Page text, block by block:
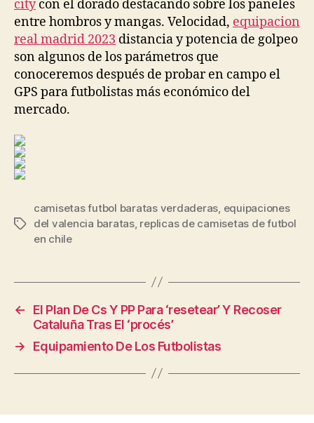
citycon el dorado destacando sobre los paneles
entre hombros y mangas. Velocidad, equipacion
real madrid 2023 distancia y potencia de golpeo
son algunos de los parámetros que
conoceremos después de probar en campo el
GPS para futbolistas más económico del
mercado.
Etiquetas
camisetas futbol baratas verdaderas equipaciones
del valencia baratas, replicas de camisetas de futbol
en chile
←
El Plan De Cs Y PP Para ‘resetear’ Y Recoser
Cataluña Tras El ‘procés’
→
Equipamiento De Los Futbolistas